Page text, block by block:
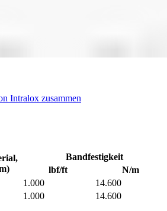
Intralox zusammen
Bandfestigkeit
lbf/ft
N/m
1.000 14.600
1.000 14.600